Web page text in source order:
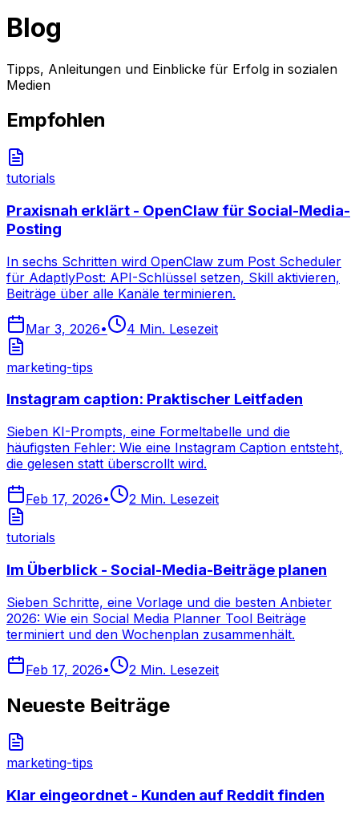
Blog
Tipps, Anleitungen und Einblicke für Erfolg in sozialen
Medien
Empfohlen
tutorials
Praxisnah erklärt - OpenClaw für Social-Media-
Posting
In sechs Schritten wird OpenClaw zum Post Scheduler
für AdaptlyPost: API-Schlüssel setzen, Skill aktivieren,
Beiträge über alle Kanäle terminieren.
Mar 3, 2026• 4 Min. Lesezeit
marketing-tips
Instagram caption: Praktischer Leitfaden
Sieben KI-Prompts, eine Formeltabelle und die
häufigsten Fehler: Wie eine Instagram Caption entsteht,
die gelesen statt überscrollt wird.
Feb 17, 2026• 2 Min. Lesezeit
tutorials
Im Überblick - Social-Media-Beiträge planen
Sieben Schritte, eine Vorlage und die besten Anbieter
2026: Wie ein Social Media Planner Tool Beiträge
terminiert und den Wochenplan zusammenhält.
Feb 17, 2026• 2 Min. Lesezeit
Neueste Beiträge
marketing-tips
Klar eingeordnet - Kunden auf Reddit finden